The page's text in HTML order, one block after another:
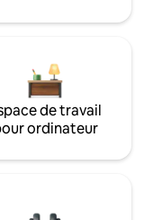
de travail
ordinateur